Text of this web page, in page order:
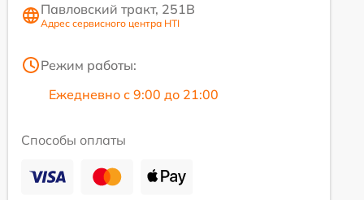
Павловский тракт, 251В
Адрес сервисного центра HTI
Режим работы:
Ежедневно с 9:00 до 21:00
Способы оплаты